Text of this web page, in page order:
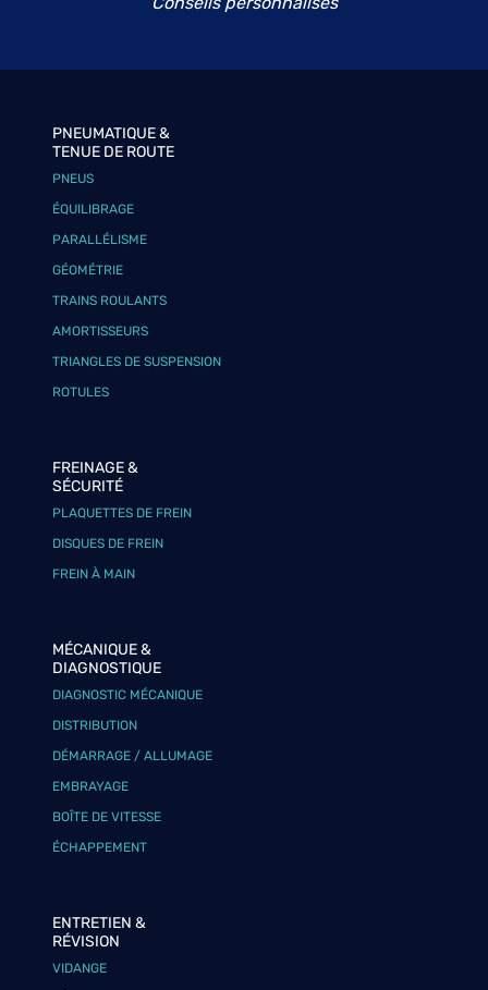
PNEUMATIQUE &
TENUE DE ROUTE
PNEUS
ÉQUILIBRAGE
PARALLÉLISME
GÉOMÉTRIE
TRAINS ROULANTS
AMORTISSEURS
TRIANGLES DE SUSPENSION
ROTULES
FREINAGE &
SÉCURITÉ
PLAQUETTES DE FREIN
DISQUES DE FREIN
FREIN À MAIN
MÉCANIQUE &
DIAGNOSTIQUE
DIAGNOSTIC MÉCANIQUE
DISTRIBUTION
DÉMARRAGE / ALLUMAGE
EMBRAYAGE
BOÎTE DE VITESSE
ÉCHAPPEMENT
ENTRETIEN &
RÉVISION
VIDANGE